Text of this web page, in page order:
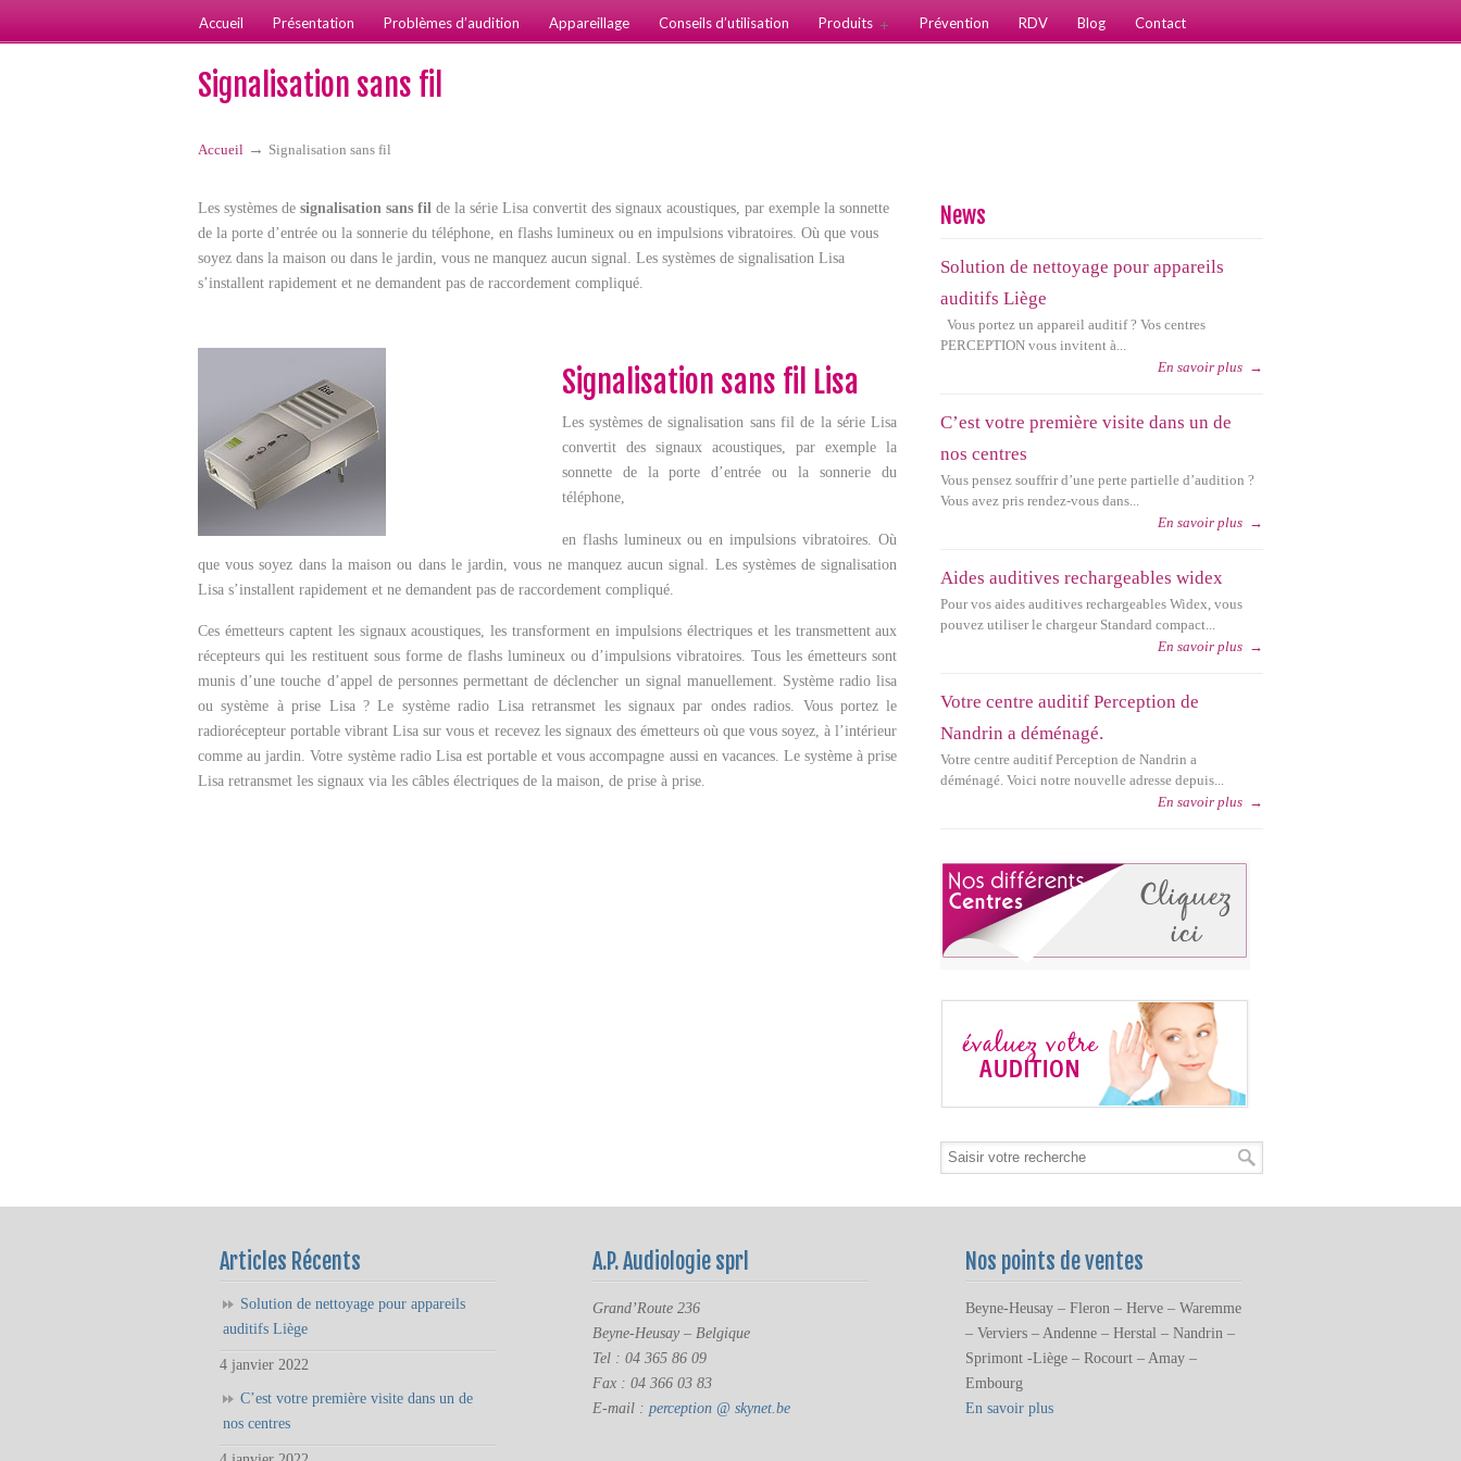
Accueil Présentation Problèmes d’audition Appareillage Conseils d’utilisation Produits Prévention RDV Blog Contact
Signalisation sans fil
Accueil → Signalisation sans fil
Les systèmes de signalisation sans fil de la série Lisa convertit des signaux acoustiques, par exemple la sonnette
de la porte d’entrée ou la sonnerie du téléphone, en flashs lumineux ou en impulsions vibratoires. Où que vous
soyez dans la maison ou dans le jardin, vous ne manquez aucun signal. Les systèmes de signalisation Lisa
s’installent rapidement et ne demandent pas de raccordement compliqué.
Signalisation sans fil Lisa
Les systèmes de signalisation sans fil de la série Lisa
convertit des signaux acoustiques, par exemple la
sonnette de la porte d’entrée ou la sonnerie du
téléphone,
en flashs lumineux ou en impulsions vibratoires. Où
que vous soyez dans la maison ou dans le jardin, vous ne manquez aucun signal. Les systèmes de signalisation
Lisa s’installent rapidement et ne demandent pas de raccordement compliqué.
Ces émetteurs captent les signaux acoustiques, les transforment en impulsions électriques et les transmettent aux
récepteurs qui les restituent sous forme de flashs lumineux ou d’impulsions vibratoires. Tous les émetteurs sont
munis d’une touche d’appel de personnes permettant de déclencher un signal manuellement. Système radio lisa
ou système à prise Lisa ? Le système radio Lisa retransmet les signaux par ondes radios. Vous portez le
radiorécepteur portable vibrant Lisa sur vous et recevez les signaux des émetteurs où que vous soyez, à l’intérieur
comme au jardin. Votre système radio Lisa est portable et vous accompagne aussi en vacances. Le système à prise
Lisa retransmet les signaux via les câbles électriques de la maison, de prise à prise.
News
Solution de nettoyage pour appareils
auditifs Liège
Vous portez un appareil auditif ? Vos centres
PERCEPTION vous invitent à...
En savoir plus →
C’est votre première visite dans un de
nos centres
Vous pensez souffrir d’une perte partielle d’audition ?
Vous avez pris rendez-vous dans...
En savoir plus →
Aides auditives rechargeables widex
Pour vos aides auditives rechargeables Widex, vous
pouvez utiliser le chargeur Standard compact...
En savoir plus →
Votre centre auditif Perception de
Nandrin a déménagé.
Votre centre auditif Perception de Nandrin a
déménagé. Voici notre nouvelle adresse depuis...
En savoir plus →
Articles Récents
Solution de nettoyage pour appareils
auditifs Liège
4 janvier 2022
C’est votre première visite dans un de
nos centres
A.P. Audiologie sprl
Grand’Route 236
Beyne-Heusay – Belgique
Tel : 04 365 86 09
Fax : 04 366 03 83
E-mail : perception @ skynet.be
Nos points de ventes
Beyne-Heusay – Fleron – Herve – Waremme
– Verviers – Andenne – Herstal – Nandrin –
Sprimont -Liège – Rocourt – Amay –
Embourg
En savoir plus